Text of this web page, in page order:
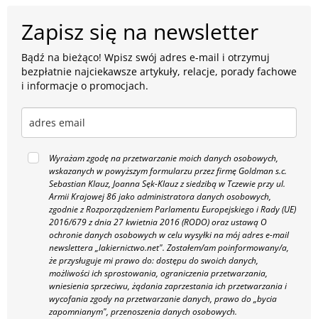
Zapisz się na newsletter
Bądź na bieżąco! Wpisz swój adres e-mail i otrzymuj
bezpłatnie najciekawsze artykuły, relacje, porady fachowe
i informacje o promocjach.
Wyrażam zgodę na przetwarzanie moich danych osobowych,
wskazanych w powyższym formularzu przez firmę Goldman s.c.
Sebastian Klauz, Joanna Sęk-Klauz z siedzibą w Tczewie przy ul.
Armii Krajowej 86 jako administratora danych osobowych,
zgodnie z Rozporządzeniem Parlamentu Europejskiego i Rady (UE)
2016/679 z dnia 27 kwietnia 2016 (RODO) oraz ustawą O
ochronie danych osobowych w celu wysyłki na mój adres e-mail
newslettera „lakiernictwo.net". Zostałem/am poinformowany/a,
że przysługuje mi prawo do: dostępu do swoich danych,
możliwości ich sprostowania, ograniczenia przetwarzania,
wniesienia sprzeciwu, żądania zaprzestania ich przetwarzania i
wycofania zgody na przetwarzanie danych, prawo do „bycia
zapomnianym", przenoszenia danych osobowych.